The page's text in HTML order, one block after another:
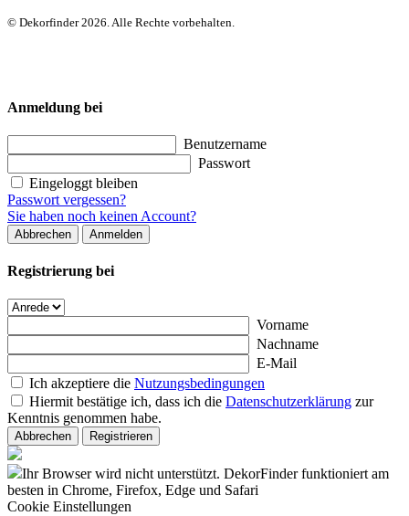
© Dekorfinder 2026. Alle Rechte vorbehalten.
Anmeldung bei
Benutzername
Passwort
Eingeloggt bleiben
Passwort vergessen?
Sie haben noch keinen Account?
Abbrechen Anmelden
Registrierung bei
Vorname
Nachname
E-Mail
Ich akzeptiere die Nutzungsbedingungen
Hiermit bestätige ich, dass ich die Datenschutzerklärung zur
Kenntnis genommen habe.
Abbrechen Registrieren
Ihr Browser wird nicht unterstützt. DekorFinder funktioniert am
besten in Chrome, Firefox, Edge und Safari
Cookie Einstellungen